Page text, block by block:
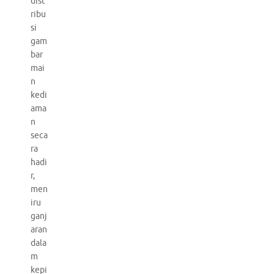
ribu
si
gam
bar
mai
n
kedi
ama
n
seca
ra
hadi
r,
men
iru
ganj
aran
dala
m
kepi